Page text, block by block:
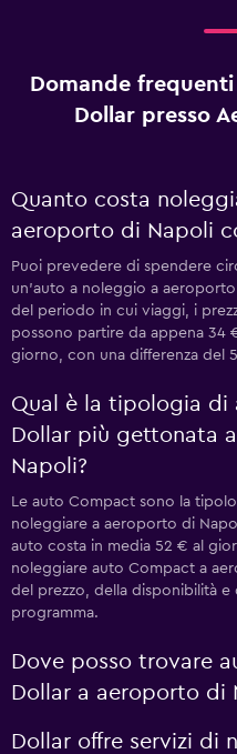
Domande
Dollar presso
Quanto costa
aeroporto di Napoli
Puoi prevedere di spendere
un'auto a noleggio a
del periodo in cui viaggi, i
possono partire da appena 34
giorno, con una differenza del
Qual è la tipologia di
Dollar più gettonata
Napoli?
Le auto Compact sono la
noleggiare a aeroporto di
auto costa in media 52 € al
noleggiare auto Compact a
del prezzo, della disponibilità e
programma.
Dove posso trovare
Dollar a aeroporto di
Dollar offre servizi di